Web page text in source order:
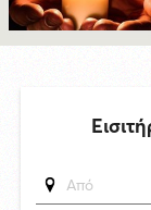
Πρόταση για
κλειστό από την